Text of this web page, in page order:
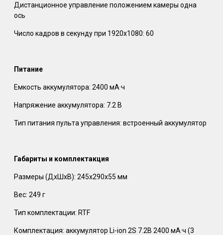
Дистанционное управление положением камеры одна
ось
Число кадров в секунду при 1920x1080: 60
Питание
Емкость аккумулятора: 2400 мА·ч
Напряжение аккумулятора: 7.2 В
Тип питания пульта управления: встроенный аккумулятор
Габариты и комплектакция
Размеры (ДхШхВ): 245x290x55 мм
Вес: 249 г
Тип комплектации: RTF
Комплектация: аккумулятор Li-ion 2S 7.2В 2400 мА·ч (3